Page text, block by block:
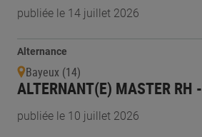
publiée le 14 juillet 2026
Alternance
Bayeux (14)
ALTERNANT(E) MASTER RH
publiée le 10 juillet 2026